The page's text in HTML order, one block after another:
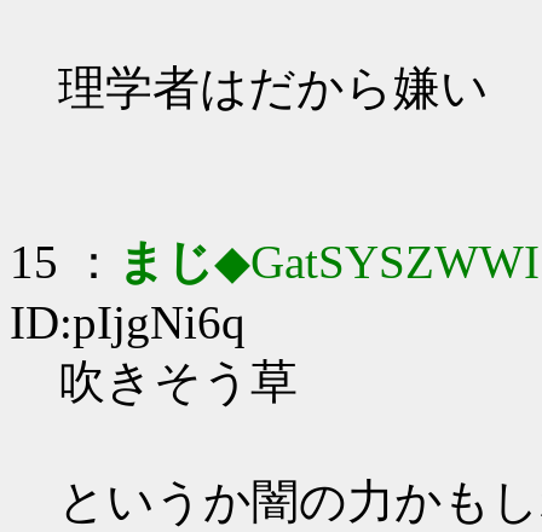
理学者はだから嫌い
15 ： まじ◆GatSYSZWWI
ID:pIjgNi6q
吹きそう草
というか闇の力かも